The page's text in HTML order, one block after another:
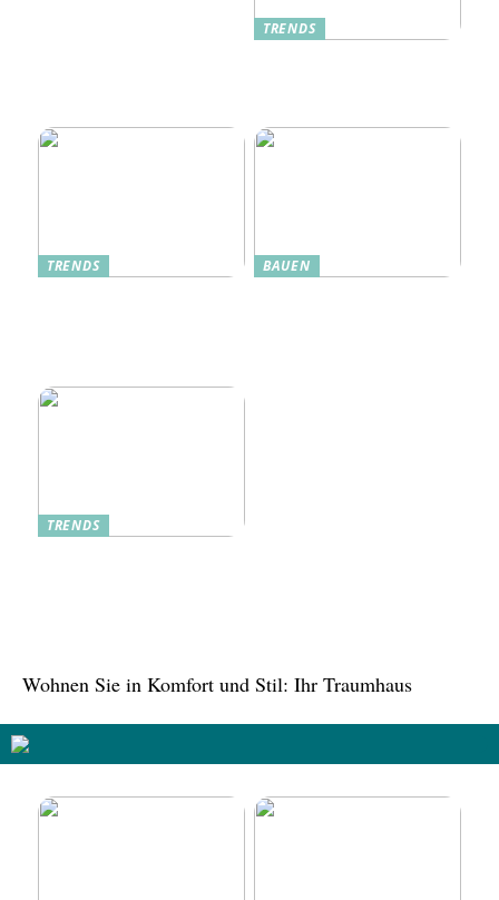
TRENDS
TRENDS BAUEN
TRENDS
Wohnen Sie in Komfort und Stil: Ihr Traumhaus